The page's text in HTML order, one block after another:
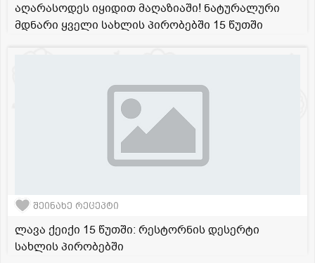
აღარასოდეს იყიდით მაღაზიაში! ნატურალური
მდნარი ყველი სახლის პირობებში 15 წუთში
შეინახე რეცეპტი
ლავა ქეიქი 15 წუთში: რესტორნის დესერტი
სახლის პირობებში